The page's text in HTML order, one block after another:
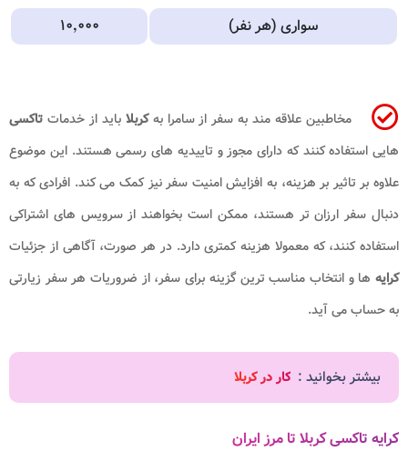
سواری (هر نفر)
۱۰٬۰۰۰
مخاطبین علاقه مند به سفر از سامرا بهکربلاباید از خدمات تاکسی
هایی استفاده کنند که دارای مجوز و تاییدیه های رسمی هستند. این موضوع
علاوه بر تاثیر بر هزینه، به افزایش امنیت سفر نیز کمک می کند. افرادی که به
دنبال سفر ارزان تر هستند، ممکن است بخواهند از سرویس های اشتراکی
استفاده کنند، که معمولا هزینه کمتری دارد. در هر صورت، آگاهی از جزئیات
کرایه ها و انتخاب مناسب ترین گزینه برای سفر، از ضروریات هر سفر زیارتی
به حساب می آید.
بیشتر بخوانید : کار در کربلا
کرایه تاکسی کربلا تا مرز ایران